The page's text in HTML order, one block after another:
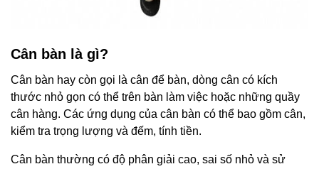
Cân bàn là gì?
Cân bàn hay còn gọi là cân để bàn, dòng cân có kích
thước nhỏ gọn có thể trên bàn làm việc hoặc những quầy
cân hàng. Các ứng dụng của cân bàn có thể bao gồm cân,
kiểm tra trọng lượng và đếm, tính tiền.
Cân bàn thường có độ phân giải cao, sai số nhỏ và sử